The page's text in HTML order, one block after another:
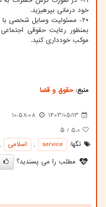
خود درمانی بپرهیزید.
۲۰- مسئولیت وسایل شخصی با زائر است.
بمنظور رعایت حقوقی اجتماعی
موکب خودداری کنید.
منبع:حقوق و قضا
1403/05/13
10:58:08
5.0 / ۵
تگها:
service
, اسلامی ,
مطلب را می پسندید؟